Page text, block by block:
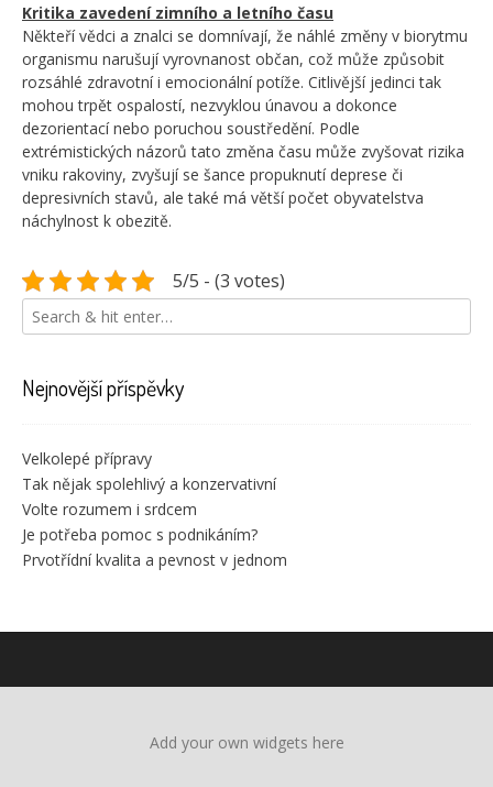
Kritika zavedení zimního a letního času
Někteří vědci a znalci se domnívají, že náhlé změny v biorytmu
organismu narušují vyrovnanost občan, což může způsobit
rozsáhlé zdravotní i emocionální potíže. Citlivější jedinci tak
mohou trpět ospalostí, nezvyklou únavou a dokonce
dezorientací nebo poruchou soustředění. Podle
extrémistických názorů tato změna času může zvyšovat rizika
vniku rakoviny, zvyšují se šance propuknutí deprese či
depresivních stavů, ale také má větší počet obyvatelstva
náchylnost k obezitě.
5/5 - (3 votes)
Nejnovější příspěvky
Velkolepé přípravy
Tak nějak spolehlivý a konzervativní
Volte rozumem i srdcem
Je potřeba pomoc s podnikáním?
Prvotřídní kvalita a pevnost v jednom
Add your own widgets here